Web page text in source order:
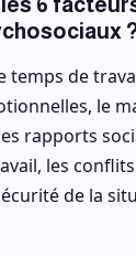
temps de
le
rapports
les
de la